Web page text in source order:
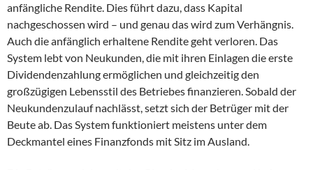
anfängliche Rendite. Dies führt dazu, dass Kapital
nachgeschossen wird – und genau das wird zum Verhängnis.
Auch die anfänglich erhaltene Rendite geht verloren. Das
System lebt von Neukunden, die mit ihren Einlagen die erste
Dividendenzahlung ermöglichen und gleichzeitig den
großzügigen Lebensstil des Betriebes finanzieren. Sobald der
Neukundenzulauf nachlässt, setzt sich der Betrüger mit der
Beute ab. Das System funktioniert meistens unter dem
Deckmantel eines Finanzfonds mit Sitz im Ausland.